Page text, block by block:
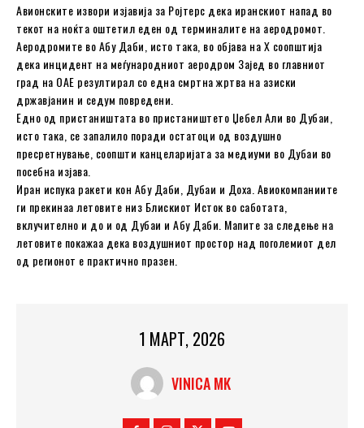
Авионските извори изјавија за Ројтерс дека иранскиот напад во
текот на ноќта оштетил еден од терминалите на аеродромот.
Аеродромите во Абу Даби, исто така, во објава на X соопштија
дека инцидент на меѓународниот аеродром Зајед во главниот
град на ОАЕ резултирал со една смртна жртва на азиски
државјанин и седум повредени.
Едно од пристаништата во пристаништето Џебел Али во Дубаи,
исто така, се запалило поради остатоци од воздушно
пресретнување, соопшти канцеларијата за медиуми во Дубаи во
посебна изјава.
Иран испука ракети кон Абу Даби, Дубаи и Доха. Авиокомпаниите
ги прекинаа летовите низ Блискиот Исток во саботата,
вклучително и до и од Дубаи и Абу Даби. Мапите за следење на
летовите покажаа дека воздушниот простор над поголемиот дел
од регионот е практично празен.
1 МАРТ, 2026
VINICA MK